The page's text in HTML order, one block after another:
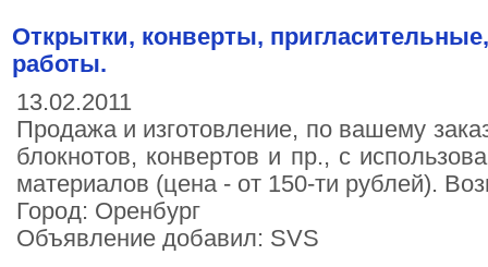
Открытки, конверты,
работы.
13.02.2011
Продажа и изготовление, по вашему
блокнотов, конвертов и пр., с
материалов (цена - от 150-ти рублей).
Город: Оренбург
Объявление добавил: SVS